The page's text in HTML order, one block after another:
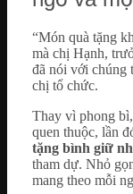
“Món quà tặng
mà chị Hạnh,
đã nói với chúng
chị tổ chức.
Thay vì phong
quen thuộc, lần
tặng bình giữ
tham dự. Nhỏ
mang theo mỗi